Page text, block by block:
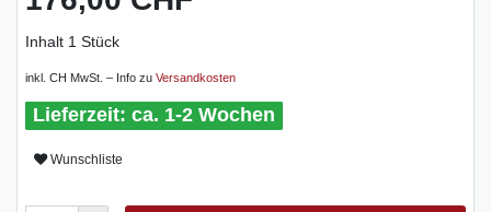
Inhalt 1 Stück
inkl. CH MwSt. – Info zu Versandkosten
ca. 1-2 Wochen
Wunschliste